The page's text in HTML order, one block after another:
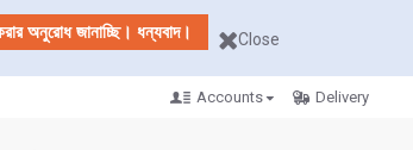
অনুরোধ জানাচ্ছি। ধন্যবাদ। Close
Accounts Delivery